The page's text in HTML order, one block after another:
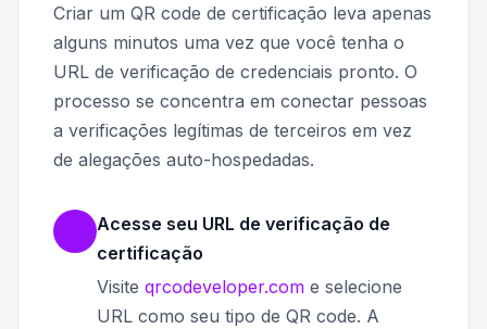
Criar um QR code de certificação leva apenas
alguns minutos uma vez que você tenha o
URL de verificação de credenciais pronto. O
processo se concentra em conectar pessoas
a verificações legítimas de terceiros em vez
de alegações auto-hospedadas.
Acesse seu URL de verificação de
certificação
Visite qrcodeveloper.com e selecione
URL como seu tipo de QR code. A